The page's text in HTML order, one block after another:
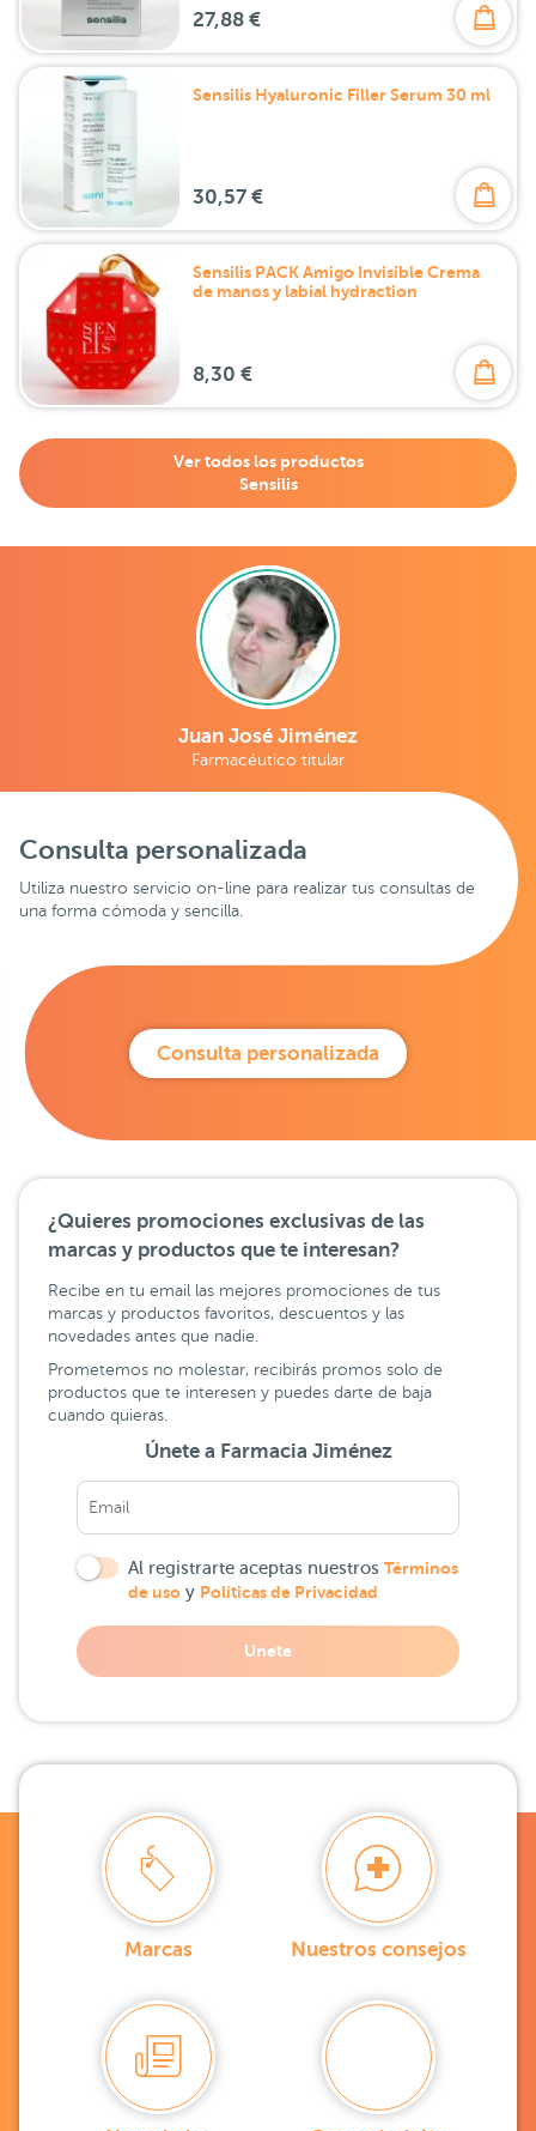
27,88 €
Sensilis Hyaluronic Filler Serum 30 ml
30,57 €
Sensilis PACK Amigo Invisible Crema
de manos y labial hydraction
8,30 €
Ver todos los productos
Sensilis
Juan José Jiménez
Farmacéutico titular
Consulta personalizada
Utiliza nuestro servicio on-line para realizar tus consultas de
una forma cómoda y sencilla.
Consulta personalizada
¿Quieres promociones exclusivas de las
marcas y productos que te interesan?
Recibe en tu email las mejores promociones de tus
marcas y productos favoritos, descuentos y las
novedades antes que nadie.
Prometemos no molestar, recibirás promos solo de
productos que te interesen y puedes darte de baja
cuando quieras.
Únete a Farmacia Jiménez
Al registrarte aceptas nuestros Términos
de uso y Políticas de Privacidad
Unete
Marcas Nuestros consejos